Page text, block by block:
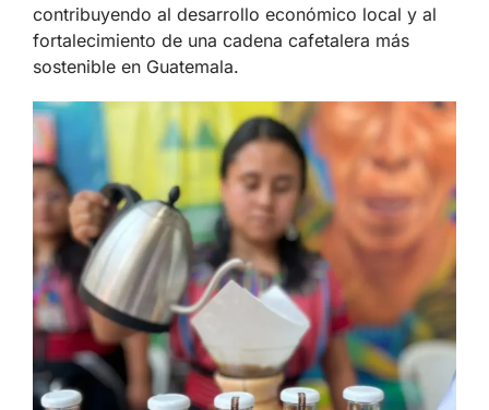
contribuyendo al desarrollo económico local y al
fortalecimiento de una cadena cafetalera más
sostenible en Guatemala.